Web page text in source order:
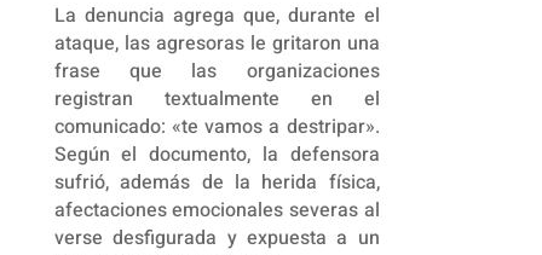
La denuncia agrega que, durante el
ataque, las agresoras le gritaron una
frase que las organizaciones
registran textualmente en el
comunicado: «te vamos a destripar».
Según el documento, la defensora
sufrió, además de la herida física,
afectaciones emocionales severas al
verse desfigurada y expuesta a un